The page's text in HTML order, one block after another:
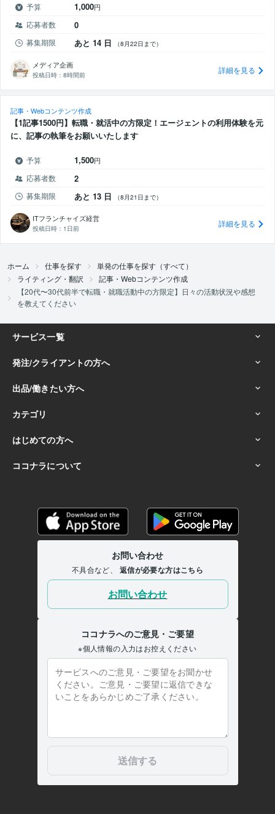
予算 1,000円
応募者数 0
募集期限 あと 14 日 （8月22日まで）
メディア企画
投稿日時： 8時間前 詳細を見る
記事・Webコンテンツ作成
【1記事1500円】転職・就活中の方限定！エージェントの利用体験を元
に、記事の執筆をお願いいたします
予算 1,500円
応募者数 2
募集期限 あと 13 日 （8月21日まで）
ITフランチャイズ経営
投稿日時： 1日前 詳細を見る
ホーム 仕事を探す
単発の仕事を探す（すべて）
ライティング・翻訳
記事・Webコンテンツ作成
【20代〜30代前半で転職・就職活動中の方限定】日々の活動状況や感想
を教えてください